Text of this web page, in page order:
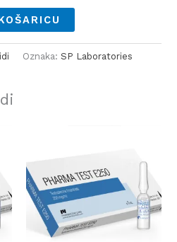
Oznaka:SP Laboratories